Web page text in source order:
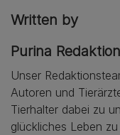
Written by
Purina
Unser
Autoren und
Tierhalter dabei zu
glückliches Leben